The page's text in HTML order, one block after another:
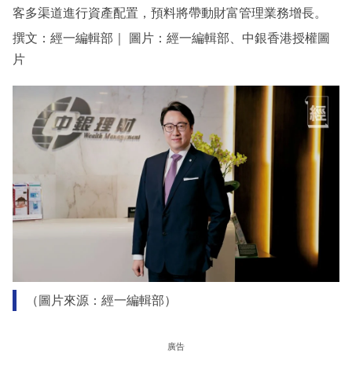
客多渠道進行資產配置，預料將帶動財富管理業務增長。
撰文：經一編輯部｜ 圖片：經一編輯部、中銀香港授權圖
片
（圖片來源：經一編輯部）
廣告